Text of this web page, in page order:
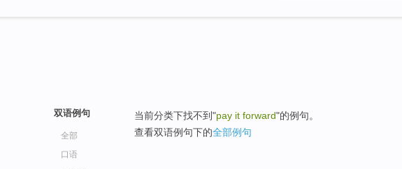
双语例句
全部
口语
当前分类下找不到"pay it forward"的例句。
查看双语例句下的全部例句